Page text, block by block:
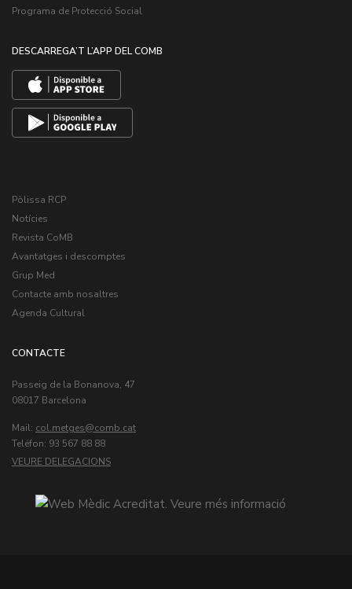
Programa de Protecció Social
DESCARREGA’T L’APP DEL COMB
Pòlissa RCP
Notícies
Revista CoMB
Avantatges i descomptes
Grup Med
Contacte amb nosaltres
Agenda Cultural
CONTACTE
Passeig de la Bonanova, 47
08017 Barcelona
Mail: col.metges
Teléfon: 93 567 88 88
VEURE DELEGACIONS